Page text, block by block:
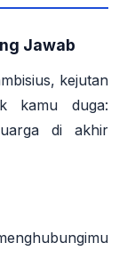
Jawab
, kejutan
kamu duga:
di akhir